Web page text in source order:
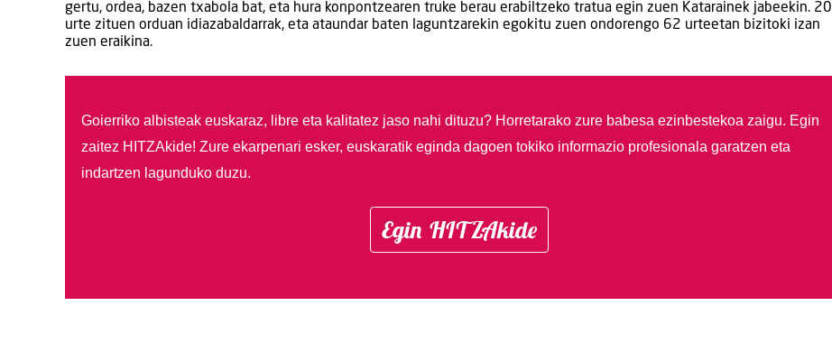
gertu, ordea, bazen txabola bat, eta hura konpontzearen truke berau erabiltzeko tratua egin zuen Katarainek jabeekin. 20
urte zituen orduan idiazabaldarrak, eta ataundar baten laguntzarekin egokitu zuen ondorengo 62 urteetan bizitoki izan
zuen eraikina.
Goierriko albisteak euskaraz, libre eta kalitatez jaso nahi dituzu? Horretarako zure babesa ezinbestekoa zaigu. Egin
zaitez HITZAkide! Zure ekarpenari esker, euskaratik eginda dagoen tokiko informazio profesionala garatzen eta
indartzen lagunduko duzu.
Egin HITZAkide